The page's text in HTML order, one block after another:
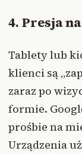
4. Presja
Tablety lub
klienci są
zaraz po
formie.
prośbie na
Urządzenia